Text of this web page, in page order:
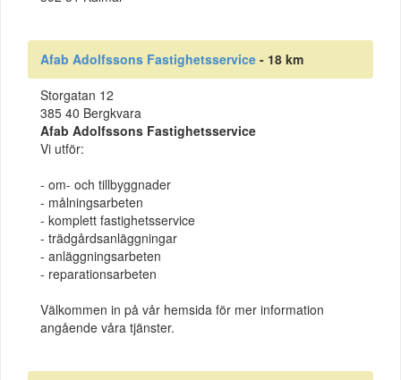
Afab Adolfssons Fastighetsservice - 18 km
Storgatan 12
385 40 Bergkvara
Afab Adolfssons Fastighetsservice
Vi utför:
- om- och tillbyggnader
- målningsarbeten
- komplett fastighetsservice
- trädgårdsanläggningar
- anläggningsarbeten
- reparationsarbeten
Välkommen in på vår hemsida för mer information
angående våra tjänster.